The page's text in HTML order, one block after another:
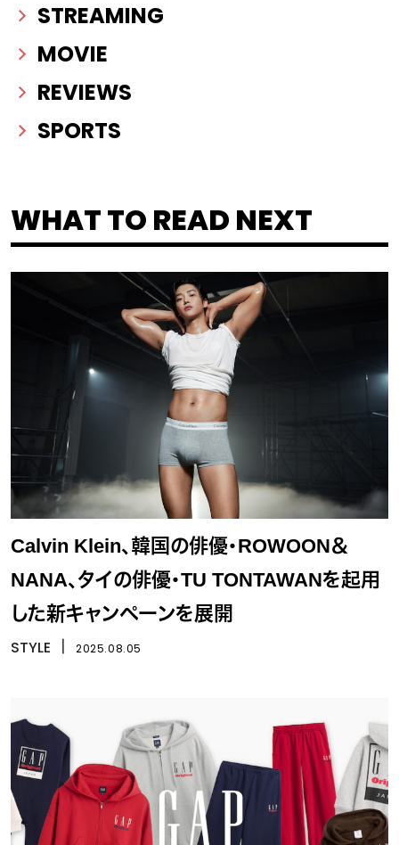
STREAMING
MOVIE
REVIEWS
SPORTS
WHAT TO READ NEXT
Calvin Klein、韓国の俳優・ROWOON＆
NANA、タイの俳優・TU TONTAWANを起用
した新キャンペーンを展開
STYLE 2025.08.05